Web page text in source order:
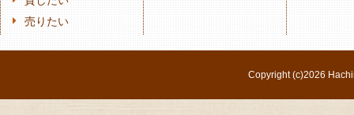
売りたい
Copyright (c)2026